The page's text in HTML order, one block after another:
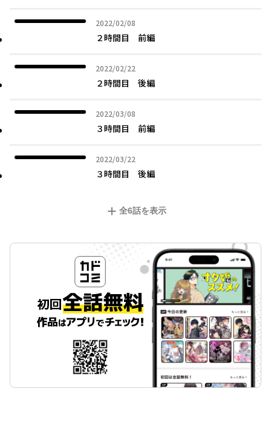
2022/02/08
2022年02月08日
２時間目 前編
2022/02/22
2022年02月22日
２時間目 後編
2022/03/08
2022年03月08日
３時間目 前編
2022/03/22
2022年03月22日
３時間目 後編
全6話を表示